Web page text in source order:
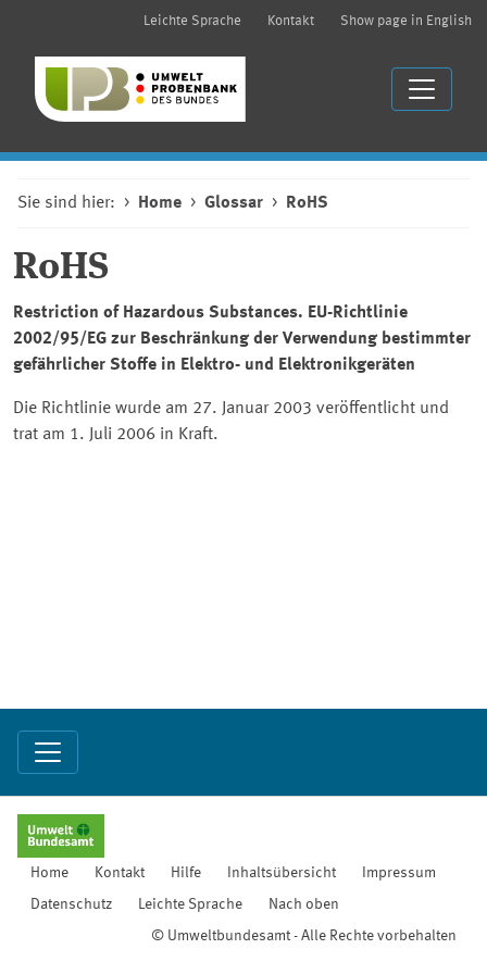
Leichte Sprache Kontakt Show page in English
Sie sind hier: Home Glossar RoHS
RoHS
Restriction of Hazardous Substances. EU-Richtlinie
2002/95/EG zur Beschränkung der Verwendung bestimmter
gefährlicher Stoffe in Elektro- und Elektronikgeräten
Die Richtlinie wurde am 27. Januar 2003 veröffentlicht und
trat am 1. Juli 2006 in Kraft.
Home Kontakt Hilfe Inhaltsübersicht Impressum
Datenschutz Leichte Sprache Nach oben
© Umweltbundesamt - Alle Rechte vorbehalten